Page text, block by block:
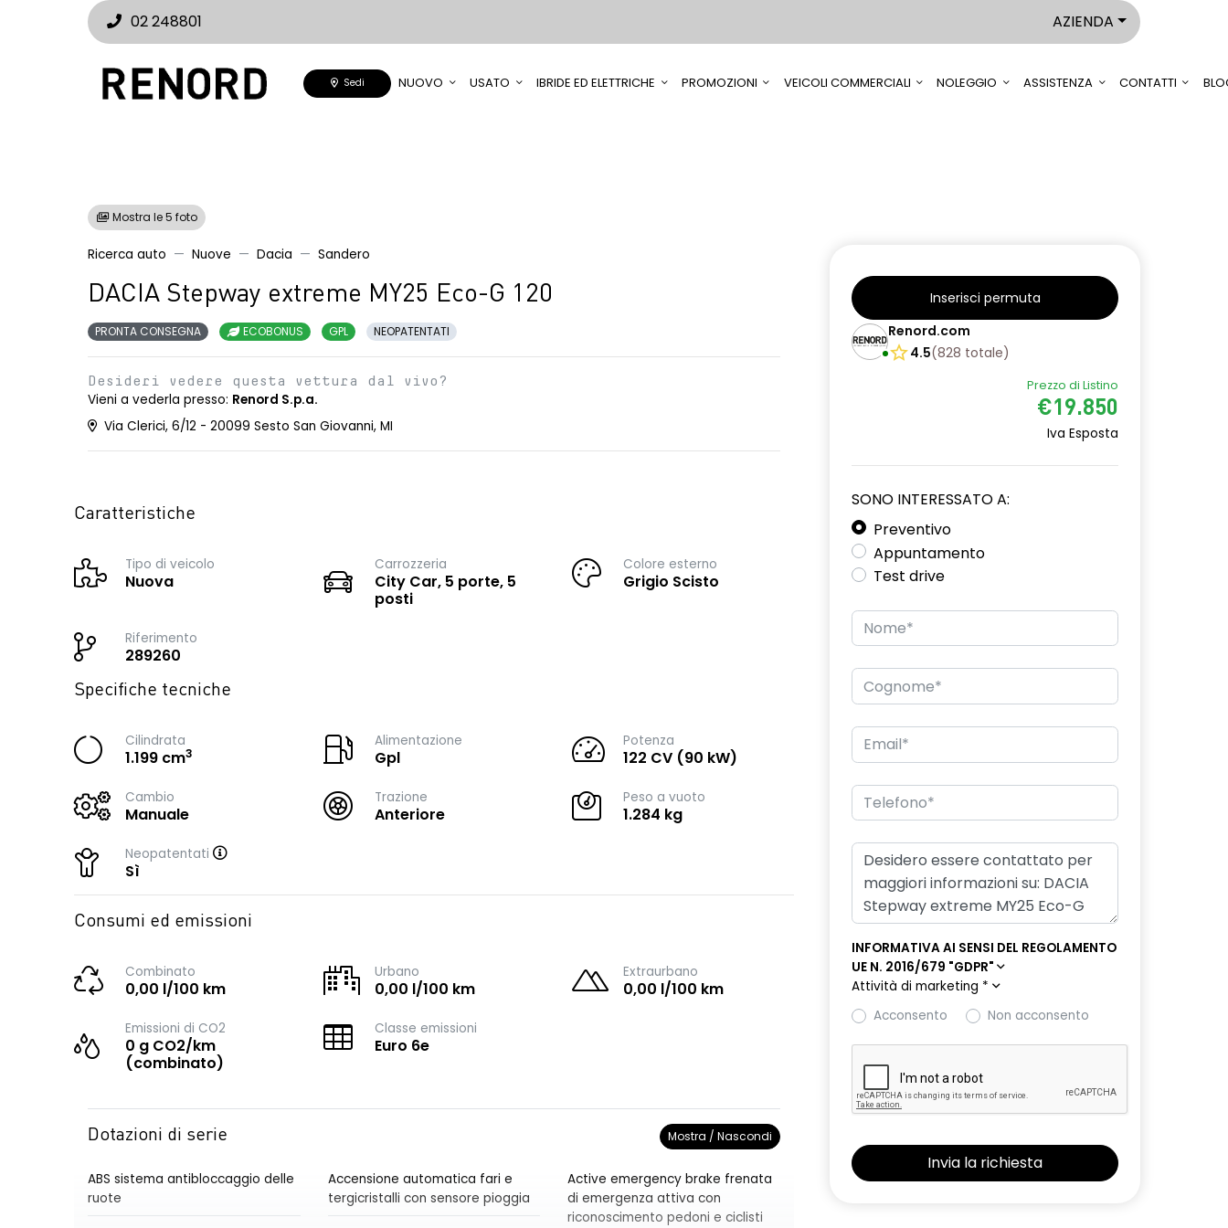
02 248801 AZIENDA
Sedi NUOVO USATO IBRIDE ED ELETTRICHE PROMOZIONI VEICOLI COMMERCIALI NOLEGGIO ASSISTENZA CONTATTI
Mostra le 5 foto
Ricerca auto Nuove Dacia Sandero
DACIA Stepway extreme MY25 Eco-G 120
PRONTA CONSEGNA ECOBONUS GPL NEOPATENTATI
Desideri vedere questa vettura dal vivo?
Vieni a vederla presso: Renord S.p.a.
Via Clerici, 6/12 - 20099 Sesto San Giovanni, MI
Caratteristiche
Tipo di veicolo
Nuova
Carrozzeria
City Car, 5 porte, 5
posti
Colore esterno
Grigio Scisto
Riferimento
289260
Specifiche tecniche
Cilindrata
1.199 cm3
Alimentazione
Gpl
Potenza
122 CV (90 kW)
Cambio
Manuale
Trazione
Anteriore
Peso a vuoto
1.284 kg
Neopatentati
Sì
Consumi ed emissioni
Combinato
0,00 l/100 km
Urbano
0,00 l/100 km
Extraurbano
0,00 l/100 km
Emissioni di CO2
0 g CO2/km
(combinato)
Classe emissioni
Euro 6e
Dotazioni di serie Mostra / Nascondi
ABS sistema antibloccaggio delle
ruote
Accensione automatica fari e
tergicristalli con sensore pioggia
Active emergency brake frenata
di emergenza attiva con
riconoscimento pedoni e ciclisti
Inserisci permuta
Renord.com
4.5(828 totale)
Prezzo di Listino
€19.850
Iva Esposta
SONO INTERESSATO A:
Preventivo
Appuntamento
Test drive
INFORMATIVA AI SENSI DEL REGOLAMENTO
UE N. 2016/679 "GDPR"
Attività di marketing *
Acconsento
Non acconsento